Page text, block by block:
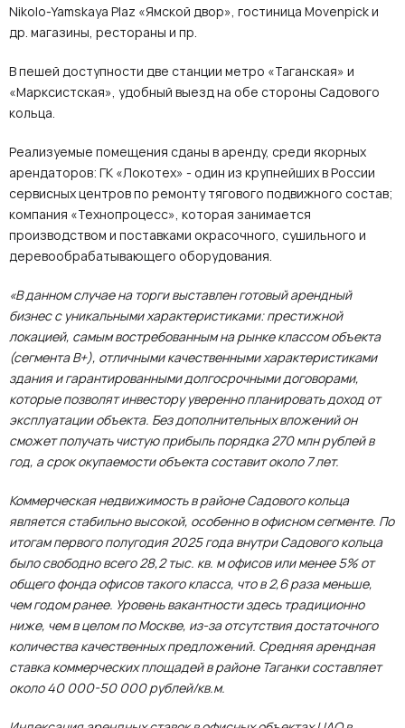
Nikolo-Yamskaya Plaz «Ямской двор», гостиница Movenpick и
др. магазины, рестораны и пр.
В пешей доступности две станции метро «Таганская» и
«Марксистская», удобный выезд на обе стороны Садового
кольца.
Реализуемые помещения сданы в аренду, среди якорных
арендаторов: ГК «Локотех» - один из крупнейших в России
сервисных центров по ремонту тягового подвижного состав;
компания «Технопроцесс», которая занимается
производством и поставками окрасочного, сушильного и
деревообрабатывающего оборудования.
«В данном случае на торги выставлен готовый арендный
бизнес с уникальными характеристиками: престижной
локацией, самым востребованным на рынке классом объекта
(сегмента В+), отличными качественными характеристиками
здания и гарантированными долгосрочными договорами,
которые позволят инвестору уверенно планировать доход от
эксплуатации объекта. Без дополнительных вложений он
сможет получать чистую прибыль порядка 270 млн рублей в
год, а срок окупаемости объекта составит около 7 лет.
Коммерческая недвижимость в районе Садового кольца
является стабильно высокой, особенно в офисном сегменте. По
итогам первого полугодия 2025 года внутри Садового кольца
было свободно всего 28,2 тыс. кв. м офисов или менее 5% от
общего фонда офисов такого класса, что в 2,6 раза меньше,
чем годом ранее. Уровень вакантности здесь традиционно
ниже, чем в целом по Москве, из-за отсутствия достаточного
количества качественных предложений. Средняя арендная
ставка коммерческих площадей в районе Таганки составляет
около 40 000-50 000 рублей/кв.м.